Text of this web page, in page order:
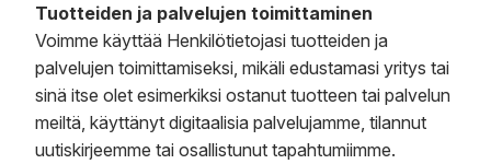
Tuotteiden ja palvelujen toimittaminen
Voimme käyttää Henkilötietojasi tuotteiden ja
palvelujen toimittamiseksi, mikäli edustamasi yritys tai
sinä itse olet esimerkiksi ostanut tuotteen tai palvelun
meiltä, käyttänyt digitaalisia palvelujamme, tilannut
uutiskirjeemme tai osallistunut tapahtumiimme.